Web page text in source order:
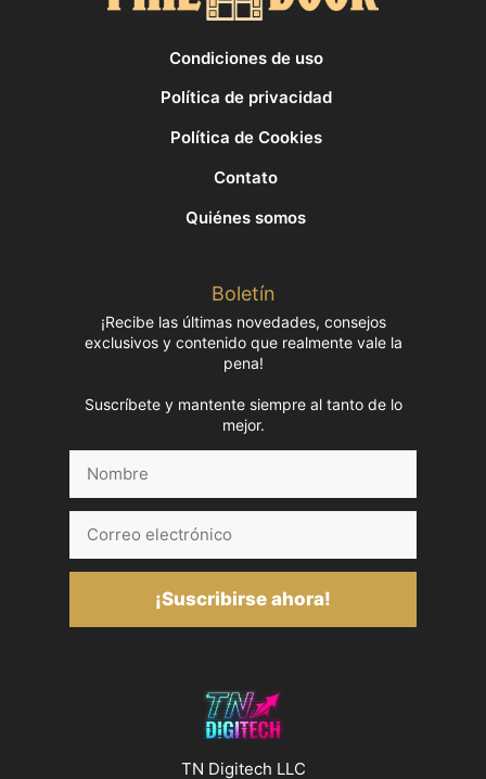
Condiciones de uso
Política de privacidad
Política de Cookies
Contato
Quiénes somos
Boletín
¡Recibe las últimas novedades, consejos
exclusivos y contenido que realmente vale la
pena!
Suscríbete y mantente siempre al tanto de lo
mejor.
electrónico
¡Suscribirse ahora!
TN Digitech LLC